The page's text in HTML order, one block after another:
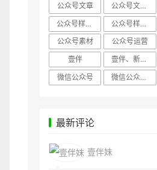
公众号文章
公众号文章、公众号运营
公众号样式，微信公众号排版
公众号样式，微信编辑器
公众号素材
公众号运营
壹伴
壹伴、新媒体运营
微信公众号
微信公众号，样式模板、公众号样式
最新评论
壹伴妹